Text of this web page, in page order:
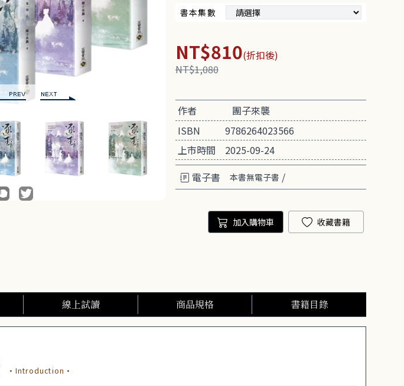
書本集數
NT$810(折扣後)
NT$1,080
作者
團子來襲
ISBN
9786264023566
上市時間
2025-09-24
電子書
本書無電子書 /
加入購物車 收藏書籍
線上試讀 商品規格 書籍目錄
·Introduction·